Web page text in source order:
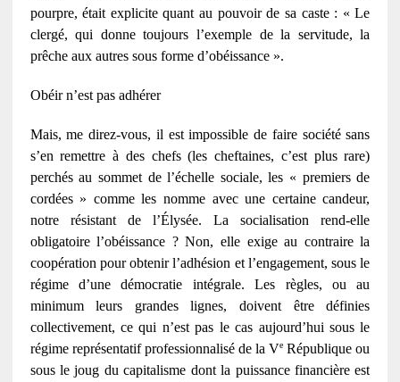
pourpre, était explicite quant au pouvoir de sa caste : « Le
clergé, qui donne toujours l’exemple de la servitude, la
prêche aux autres sous forme d’obéissance ».
Obéir n’est pas adhérer
Mais, me direz-vous, il est impossible de faire société sans
s’en remettre à des chefs (les cheftaines, c’est plus rare)
perchés au sommet de l’échelle sociale, les « premiers de
cordées » comme les nomme avec une certaine candeur,
notre résistant de l’Élysée. La socialisation rend-elle
obligatoire l’obéissance ? Non, elle exige au contraire la
coopération pour obtenir l’adhésion et l’engagement, sous le
régime d’une démocratie intégrale. Les règles, ou au
minimum leurs grandes lignes, doivent être définies
collectivement, ce qui n’est pas le cas aujourd’hui sous le
régime représentatif professionnalisé de la Ve République ou
sous le joug du capitalisme dont la puissance financière est